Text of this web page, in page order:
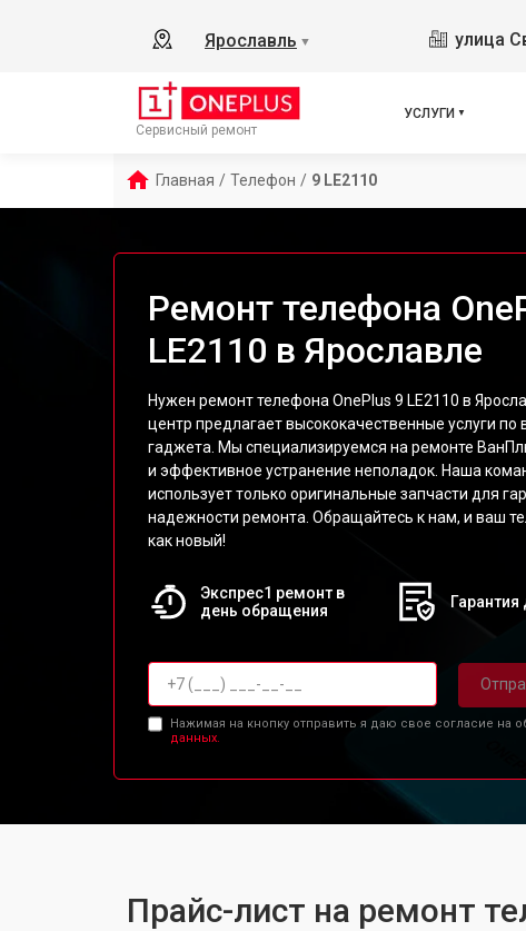
Ярославль ▼ улица
Сервисный ремонт
УСЛУГИ
Главная / Телефон / 9 LE2110
Ремонт телефона
LE2110 в Ярославле
Нужен ремонт телефона OnePlus 9 LE2110 в
центр предлагает высококачественные услуги
гаджета. Мы специализируемся на ремонте
и эффективное устранение неполадок. Наша
использует только оригинальные запчасти для
надежности ремонта. Обращайтесь к нам, и ваш
как новый!
Экспрес1 ремонт в
день обращения
Гарантия
Нажимая на кнопку отправить я даю свое согласие на
данных.
Прайс-лист на ремонт